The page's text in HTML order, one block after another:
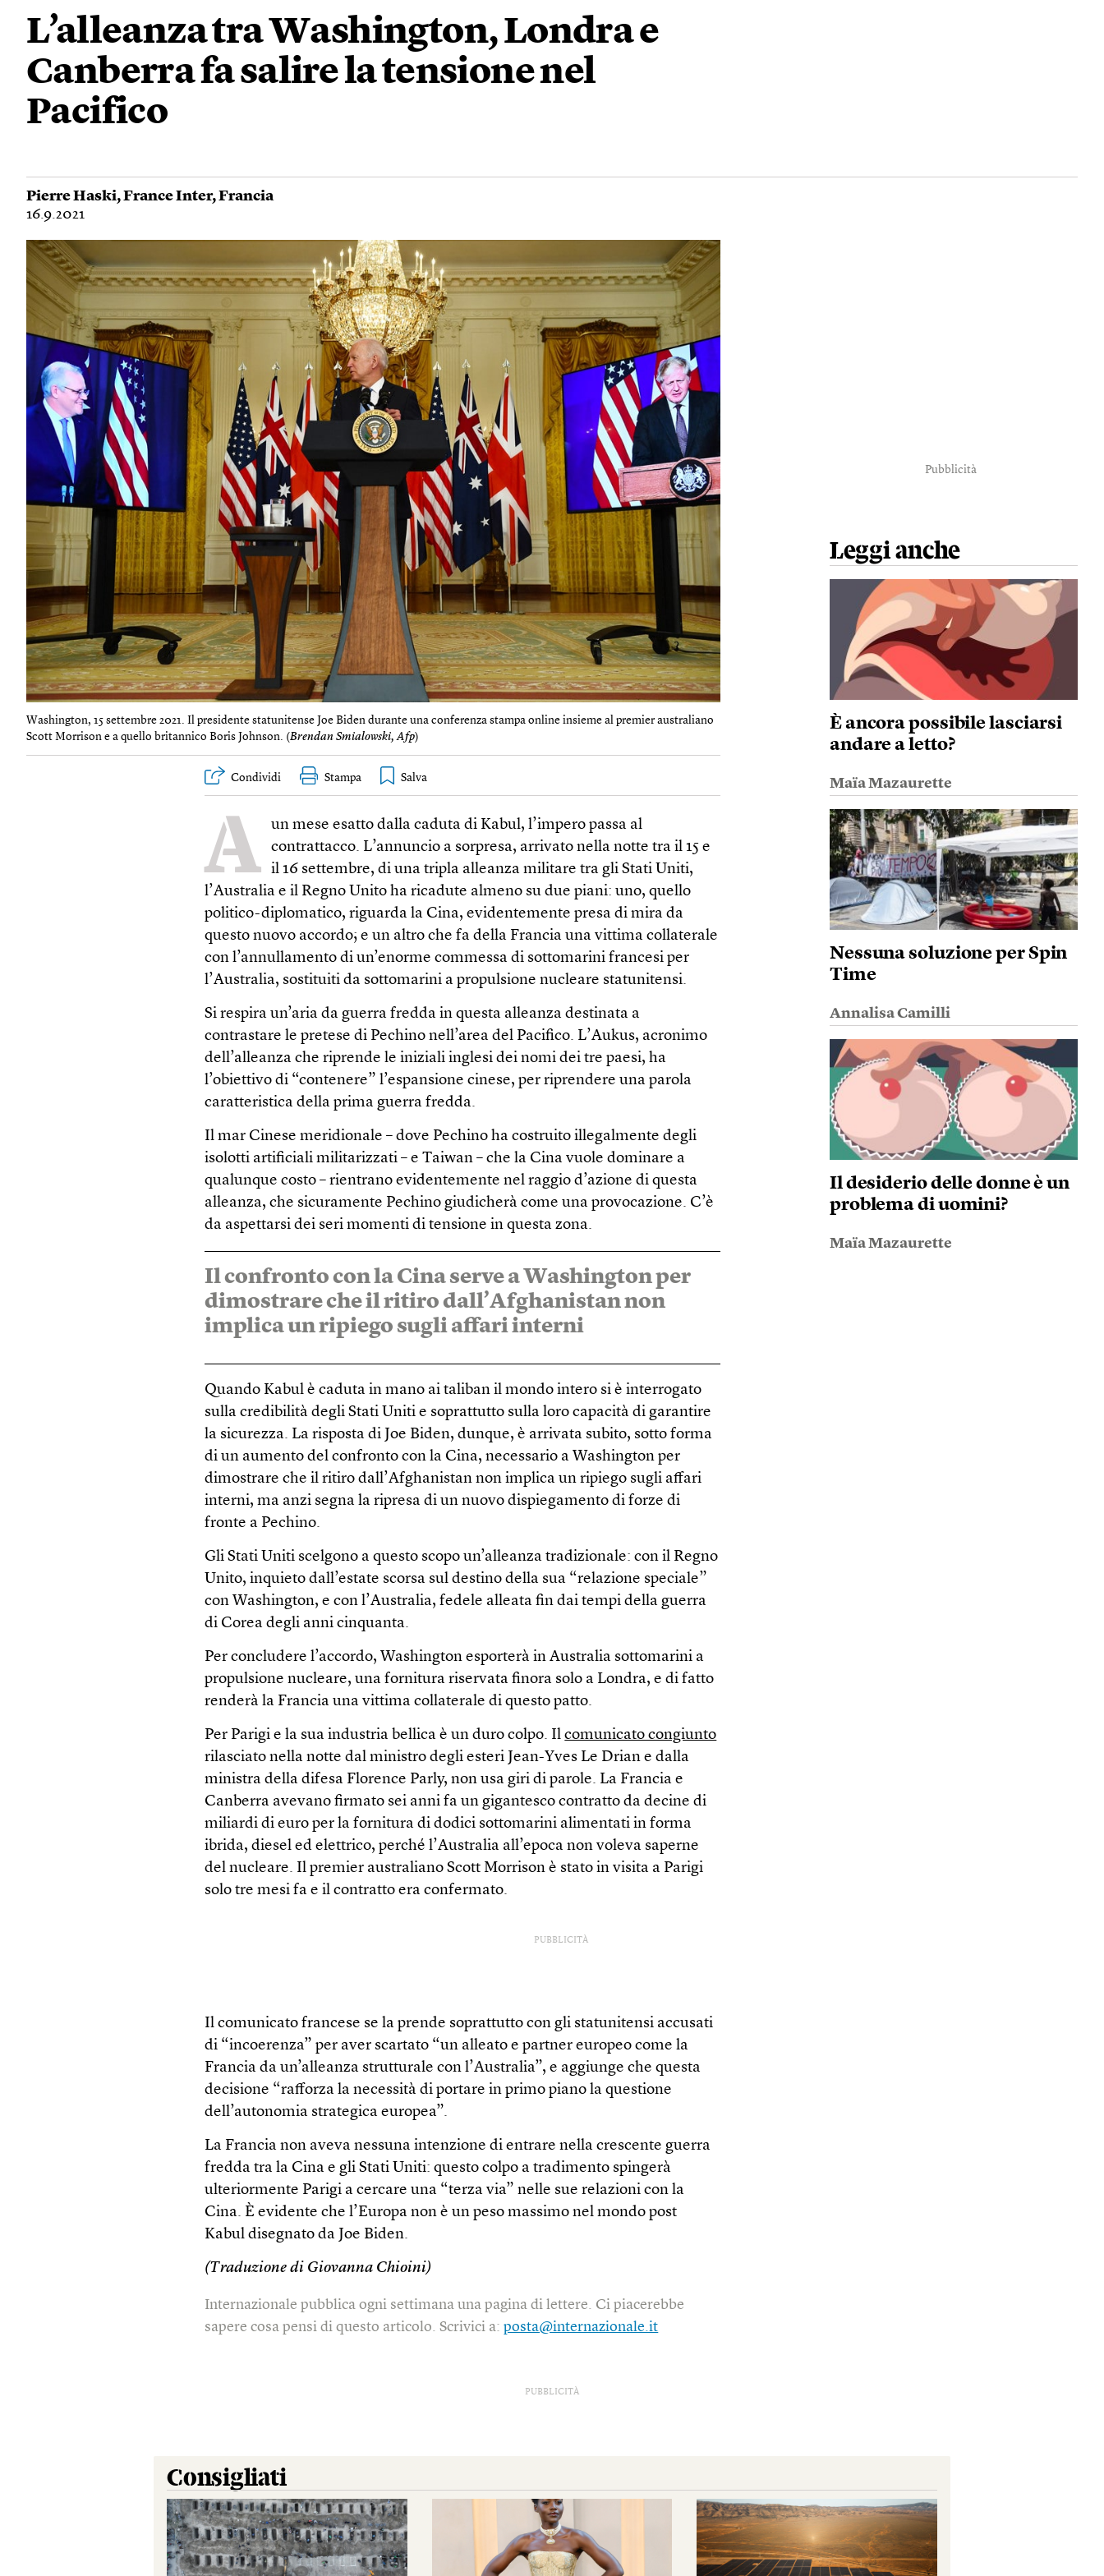
L’alleanza tra Washington, Londra e
Canberra fa salire la tensione nel
Pacifico
Pierre Haski,France Inter,Francia
16.9.2021
Washington, 15 settembre 2021. Il presidente statunitense Joe Biden durante una conferenza stampa online insieme al premier australiano
Scott Morrison e a quello britannico Boris Johnson. (Brendan Smialowski, Afp)
Condividi Stampa
A
un mese esatto dalla caduta di Kabul, l’impero passa al
contrattacco. L’annuncio a sorpresa, arrivato nella notte tra il 15 e
il 16 settembre, di una tripla alleanza militare tra gli Stati Uniti,
l’Australia e il Regno Unito ha ricadute almeno su due piani: uno, quello
politico-diplomatico, riguarda la Cina, evidentemente presa di mira da
questo nuovo accordo; e un altro che fa della Francia una vittima collaterale
con l’annullamento di un’enorme commessa di sottomarini francesi per
l’Australia, sostituiti da sottomarini a propulsione nucleare statunitensi.
Si respira un’aria da guerra fredda in questa alleanza destinata a
contrastare le pretese di Pechino nell’area del Pacifico. L’Aukus, acronimo
dell’alleanza che riprende le iniziali inglesi dei nomi dei tre paesi, ha
l’obiettivo di “contenere” l’espansione cinese, per riprendere una parola
caratteristica della prima guerra fredda.
Il mar Cinese meridionale – dove Pechino ha costruito illegalmente degli
isolotti artificiali militarizzati – e Taiwan – che la Cina vuole dominare a
qualunque costo – rientrano evidentemente nel raggio d’azione di questa
alleanza, che sicuramente Pechino giudicherà come una provocazione. C’è
da aspettarsi dei seri momenti di tensione in questa zona.
Il confronto con la Cina serve a Washington per
dimostrare che il ritiro dall’Afghanistan non
implica un ripiego sugli affari interni
Quando Kabul è caduta in mano ai taliban il mondo intero si è interrogato
sulla credibilità degli Stati Uniti e soprattutto sulla loro capacità di garantire
la sicurezza. La risposta di Joe Biden, dunque, è arrivata subito, sotto forma
di un aumento del confronto con la Cina, necessario a Washington per
dimostrare che il ritiro dall’Afghanistan non implica un ripiego sugli affari
interni, ma anzi segna la ripresa di un nuovo dispiegamento di forze di
fronte a Pechino.
Gli Stati Uniti scelgono a questo scopo un’alleanza tradizionale: con il Regno
Unito, inquieto dall’estate scorsa sul destino della sua “relazione speciale”
con Washington, e con l’Australia, fedele alleata fin dai tempi della guerra
di Corea degli anni cinquanta.
Per concludere l’accordo, Washington esporterà in Australia sottomarini a
propulsione nucleare, una fornitura riservata finora solo a Londra, e di fatto
renderà la Francia una vittima collaterale di questo patto.
Per Parigi e la sua industria bellica è un duro colpo. Ilcomunicato congiunto
rilasciato nella notte dal ministro degli esteri Jean-Yves Le Drian e dalla
ministra della difesa Florence Parly, non usa giri di parole. La Francia e
Canberra avevano firmato sei anni fa un gigantesco contratto da decine di
miliardi di euro per la fornitura di dodici sottomarini alimentati in forma
ibrida, diesel ed elettrico, perché l’Australia all’epoca non voleva saperne
del nucleare. Il premier australiano Scott Morrison è stato in visita a Parigi
solo tre mesi fa e il contratto era confermato.
PUBBLICITÀ
Il comunicato francese se la prende soprattutto con gli statunitensi accusati
di “incoerenza” per aver scartato “un alleato e partner europeo come la
Francia da un’alleanza strutturale con l’Australia”, e aggiunge che questa
decisione “rafforza la necessità di portare in primo piano la questione
dell’autonomia strategica europea”.
La Francia non aveva nessuna intenzione di entrare nella crescente guerra
fredda tra la Cina e gli Stati Uniti: questo colpo a tradimento spingerà
ulteriormente Parigi a cercare una “terza via” nelle sue relazioni con la
Cina. È evidente che l’Europa non è un peso massimo nel mondo post
Kabul disegnato da Joe Biden.
(Traduzione di Giovanna Chioini)
Internazionale pubblica ogni settimana una pagina di lettere. Ci piacerebbe
sapere cosa pensi di questo articolo. Scrivici a:posta@internazionale.it
Pubblicità
Leggi anche
È ancora possibile lasciarsi
andare a letto?
Maïa Mazaurette
Nessuna soluzione per Spin
Time
Annalisa Camilli
Il desiderio delle donne è un
problema di uomini?
Maïa Mazaurette
PUBBLICITÀ
Consigliati